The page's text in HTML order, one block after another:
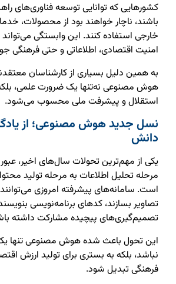
کشورهایی که توانایی توسعه فناوری‌های
باشند، ناچار خواهند بود از محصولات،
خارجی استفاده کنند. این وابستگی
امنیت اقتصادی، اطلاعاتی و حتی فرهنگی
به همین دلیل بسیاری از کارشناسان
هوش مصنوعی نه‌تنها یک ضرورت علمی،
استقلال و پیشرفت ملی محسوب می‌شود.
نسل جدید هوش مصنوعی؛ از
دانش
یکی از مهم‌ترین تحولات سال‌های اخیر،
مرحله تحلیل اطلاعات به مرحله تولید
است. سامانه‌های پیشرفته امروزی می‌توانند
تصاویر بسازند، کدهای برنامه‌نویسی
تصمیم‌گیری‌های پیچیده مشارکت داشته
این تحول باعث شده هوش مصنوعی تنها یک
نباشد، بلکه به بستری برای تولید ارزش
فرهنگی تبدیل شود.